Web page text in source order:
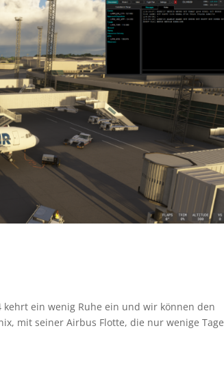
kehrt ein wenig Ruhe ein und wir können den
mit seiner Airbus Flotte, die nur wenige Tage